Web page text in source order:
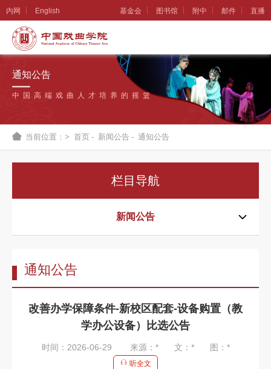
内网 English 基金会 图书馆 附中 邮件 直播
学
院
概
况
织
机
通知公告
中国高端戏曲人才培养的摇篮
当前位置：> 首页 - 新闻公告 - 通知公告
栏目导航
新闻公告
通知公告
改善办学保障条件-新校区配套-设备购置（教
学办公设备）比选公告
时间：2026-06-29 来源：* 文：* 图：*
听全文